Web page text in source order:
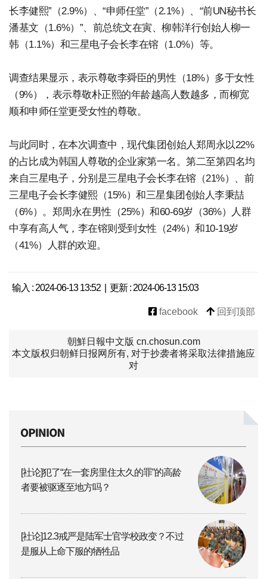
长李健熙”（2.9%）、“申师任堂”（2.1%）、“前UN秘书长
潘基文（1.6%）”、前总统文在寅、柳韩洋行创始人柳一
韩（1.1%）和三星电子会长李在镕（1.0%）等。
调查结果显示，表示尊敬李舜臣的男性（18%）多于女性
（9%），表示尊敬朴正熙的年龄越高人数越多，而柳宽
顺和申师任堂更受女性的尊敬。
与此同时，在本次调查中，现代集团创始人郑周永以22%
的占比成为韩国人尊敬的企业家第一名。第二至第四名均
来自三星电子，分别是三星电子会长李在镕（21%）、前
三星电子会长李健熙（15%）和三星集团创始人李秉喆
（6%）。郑周永在男性（25%）和60-69岁（36%）人群
中享有高人气，李在镕则受到女性（24%）和10-19岁
（41%）人群的欢迎。
输入 : 2024-06-13 13:52 | 更新 : 2024-06-13 15:03
facebook 回到顶部
朝鮮日報中文版 cn.chosun.com
本文版权归朝鲜日报网所有, 对于抄袭者将采取法律措施应
对
[社论]犯了“在一套房里住太久的罪”的高龄
者要被驱逐至地方吗？
[社论]12.3戒严是陆军士官学校政变？不过
是服从上命下服的牺牲品